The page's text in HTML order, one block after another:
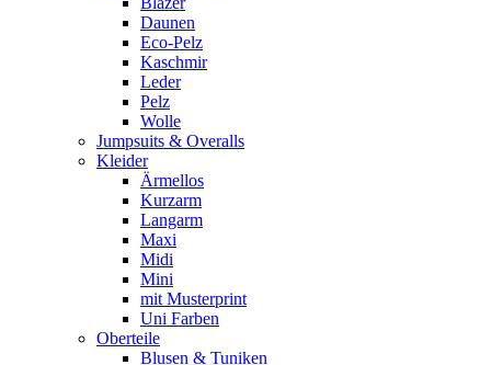
Daunen
Eco-Pelz
Kaschmir
Leder
Pelz
Wolle
Jumpsuits & Overalls
Kleider
Ärmellos
Kurzarm
Langarm
Maxi
Midi
Mini
mit Musterprint
Uni Farben
Oberteile
Blusen & Tuniken